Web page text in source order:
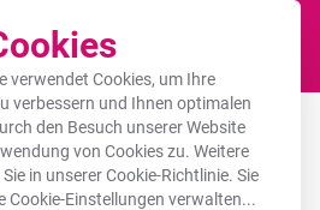
verwendet Cookies, um Ihre
verbessern und Ihnen optimalen
den Besuch unserer Website
von Cookies zu. Weitere
in unsererCookie-Richtlinie. Sie
Cookie-Einstellungen verwalten...
- Mutter -